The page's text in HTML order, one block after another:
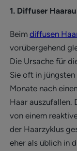
1. Diffuser
Beim diffusen
vorübergehend
Die Ursache für
Sie oft in
Monate nach
Haar auszufallen.
von einem
der Haarzyklus
eher als üblich in